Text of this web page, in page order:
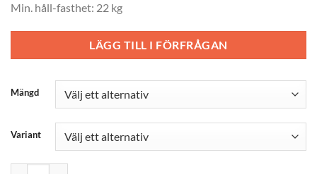
Min. håll-fasthet: 22 kg
LÄGG TILL I FÖRFRÅGAN
Mängd
Variant